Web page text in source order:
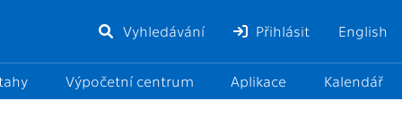
Vyhledávání Přihlásit English
Výpočetní centrum Aplikace Kalendář